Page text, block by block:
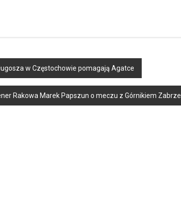
w Częstochowie pomagają Agatce
Rakowa Marek Papszun o meczu z Górnikiem Zabrze